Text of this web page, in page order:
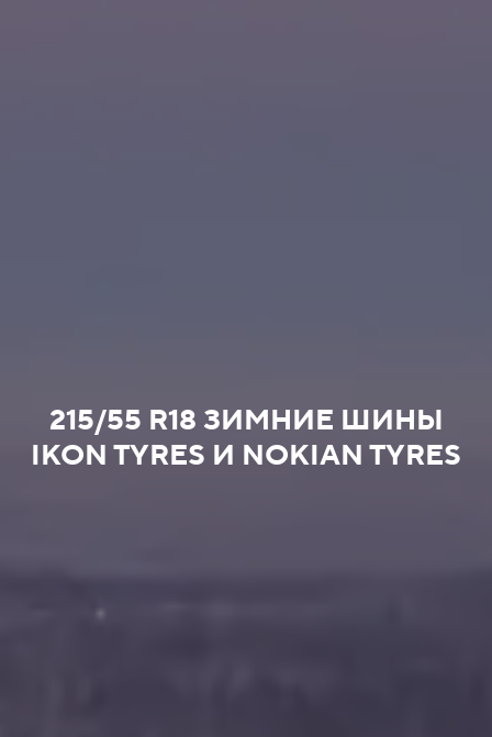
215/55 R18 ЗИМНИЕ ШИНЫ
IKON TYRES И NOKIAN TYRES